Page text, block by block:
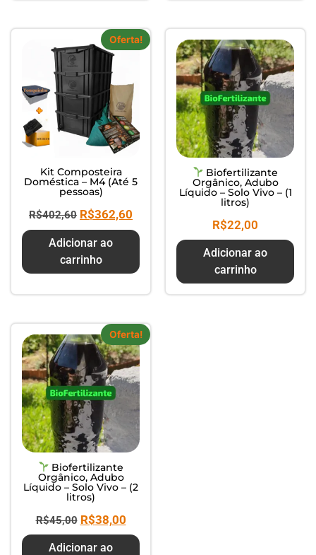
Oferta!
Kit Composteira
Doméstica – M4 (Até 5
pessoas)
R$402,60 R$362,60
Adicionar ao
carrinho
Biofertilizante
Orgânico, Adubo
Líquido – Solo Vivo – (1
litros)
R$22,00
Adicionar ao
carrinho
Oferta!
Biofertilizante
Orgânico, Adubo
Líquido – Solo Vivo – (2
litros)
R$45,00 R$38,00
Adicionar ao